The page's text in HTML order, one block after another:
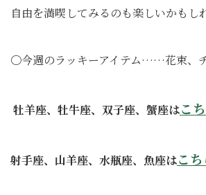
自由を満喫してみるのも楽しいかもし
〇今週のラッキーアイテム……花束、チ
牡羊座、牡牛座、双子座、蟹座はこ
射手座、山羊座、水瓶座、魚座はこち